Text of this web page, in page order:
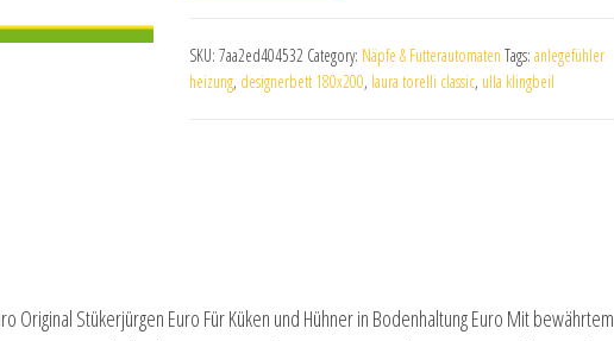
SKU: 7aa2ed404532 Category: Näpfe & Futterautomaten Tags: anlegefühler
heizung, designerbett 180x200, laura torelli classic, ulla klingbeil
Original Stükerjürgen Euro Für Küken und Hühner in Bodenhaltung Euro Mit bewährtem